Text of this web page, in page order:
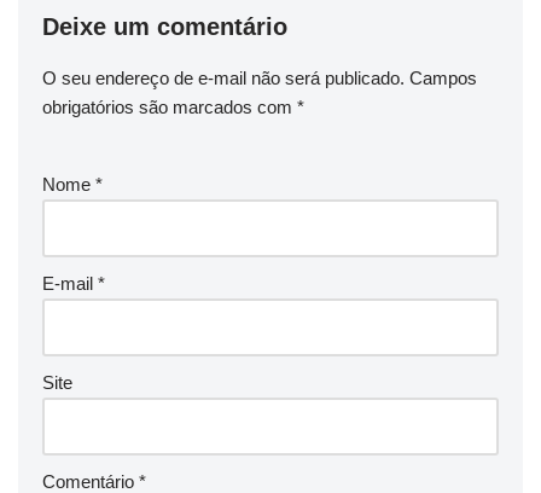
Deixe um comentário
O seu endereço de e-mail não será publicado. Campos
obrigatórios são marcados com *
Nome *
E-mail *
Site
Comentário *